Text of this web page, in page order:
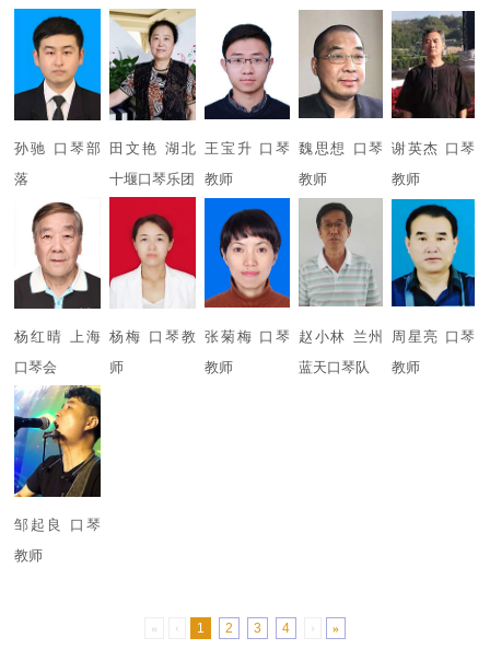
孙驰 口琴部
落
田文艳 湖北
十堰口琴乐团
王宝升 口琴
教师
魏思想 口琴
教师
谢英杰 口琴
教师
杨红晴 上海
口琴会
杨梅 口琴教
师
张菊梅 口琴
教师
赵小林 兰州
蓝天口琴队
周星亮 口琴
教师
邹起良 口琴
教师
« ‹ 1 2 3 4 › »